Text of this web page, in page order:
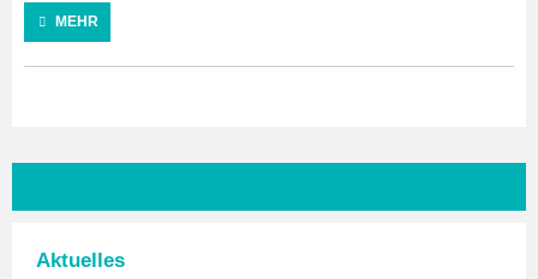
MEHR
Aktuelles